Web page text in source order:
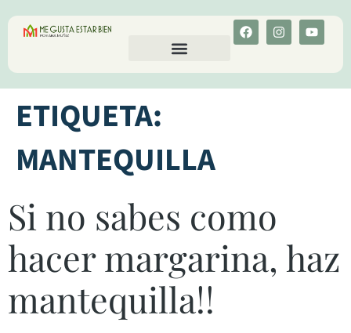
ETIQUETA:
MANTEQUILLA
Si no sabes como
hacer margarina, haz
mantequilla!!